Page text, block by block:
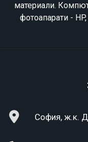
материали.
фотоапарати -
София, ж.к.